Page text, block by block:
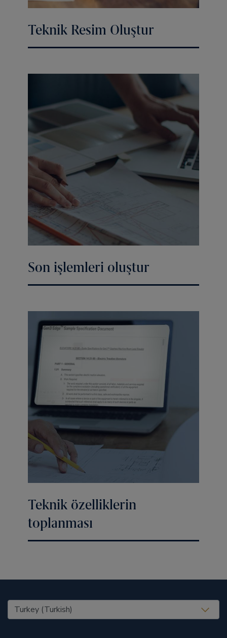
Teknik Resim Oluştur
Son işlemleri oluştur
Teknik özelliklerin
toplanması
United States (EN)